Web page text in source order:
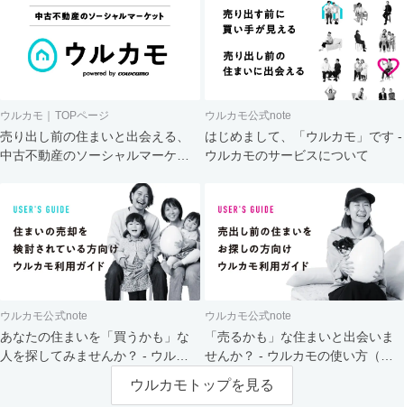
ウルカモ｜TOPページ
売り出し前の住まいと出会える、
中古不動産のソーシャルマーケッ
ウルカモ公式note
はじめまして、「ウルカモ」です -
ウルカモのサービスについて
ウルカモ公式note
あなたの住まいを「買うかも」な
人を探してみませんか？ - ウルカ
ウルカモ公式note
「売るかも」な住まいと出会いま
せんか？ - ウルカモの使い方（買
主さま向け）
ウルカモトップを見る